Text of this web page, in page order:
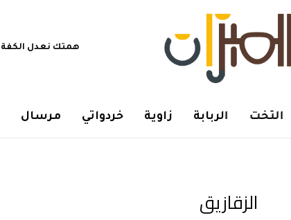
همتك نعدل الكفة
التخت الربابة زاوية خردواتي مرسال
الزقازيق